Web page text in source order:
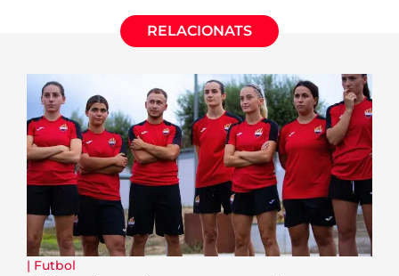
RELACIONATS
| Futbol